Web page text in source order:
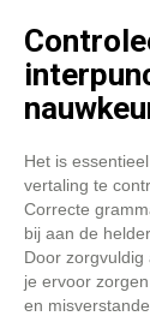
Het is
vertaling te
Correcte
bij aan de
Door
je ervoor
en